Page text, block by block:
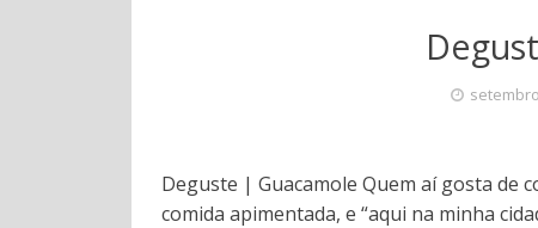
Deguste | Guacamole Quem aí gosta de
comida apimentada, e “aqui na minha